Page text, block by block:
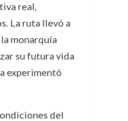
real,
La ruta llevó a
monarquía
su futura vida
experimentó
del